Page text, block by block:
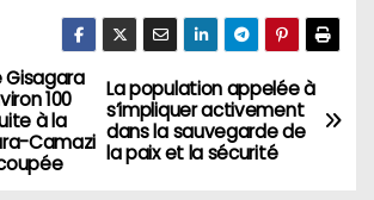
La population appelée à
s’impliquer activement
dans la sauvegarde de
la paix et la sécurité
Gisagara
100
à la
Camazi